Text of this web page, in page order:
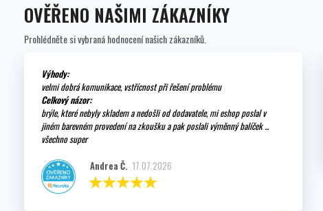
OVĚŘENO NAŠIMI ZÁKAZNÍKY
Prohlédněte si vybraná hodnocení našich zákazníků.
Výhody:
velmi dobrá komunikace, vstřícnost při řešení problému
Celkový názor:
brýle, které nebyly skladem a nedošli od dodavatele, mi eshop poslal v
jiném barevném provedení na zkoušku a pak poslali výměnný balíček ...
všechno super
Andrea Č. 17.07.2026